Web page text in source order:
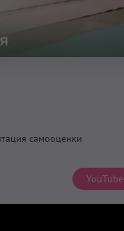
самооценки
YouTube